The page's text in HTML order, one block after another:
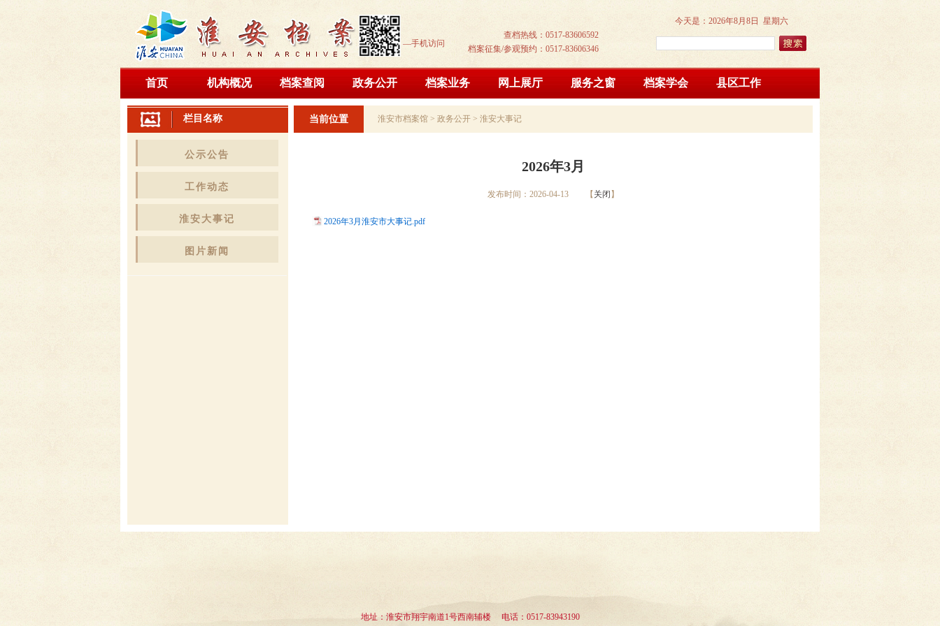
—手机访问
查档热线：0517-83606592
档案征集/参观预约：0517-83606346
今天是： 2026年8月8日 星期六
首页 机构概况 档案查阅 政务公开 档案业务 网上展厅 服务之窗 档案学会 县区工作
栏目名称
公示公告
工作动态
淮安大事记
图片新闻
当前位置 淮安市档案馆 > 政务公开 > 淮安大事记
2026年3月
发布时间：2026-04-13 【 关闭 】
2026年3月淮安市大事记.pdf
地址：淮安市翔宇南道1号西南辅楼 电话：0517-83943190